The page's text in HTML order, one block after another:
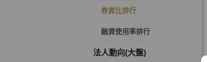
券資比排行
融資使用率排行
法人動向(大盤)